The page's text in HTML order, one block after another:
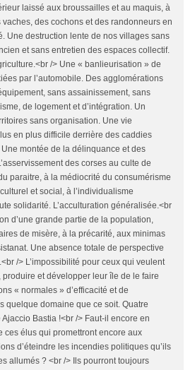
laissé aux broussailles et au maquis, à
vaches, des cochons et des randonneurs en
Une destruction lente de nos villages sans
et sans entretien des espaces collectif.
/> Une « banlieurisation » de
par l’automobile. Des agglomérations
sans assainissement, sans
de logement et d’intégration. Un
sans organisation. Une vie
en plus difficile derrière des caddies
Une montée de la délinquance et des
des corses au culte de
paraitre, à la médiocrité du consumérisme
et social, à l’individualisme
solidarité. L’acculturation généralisée.<br
d’une grande partie de la population,
de misère, à la précarité, aux minimas
Une absence totale de perspective
/> L’impossibilité pour ceux qui veulent
produire et développer leur île de le faire
« normales » d’efficacité et de
quelque domaine que ce soit. Quatre
Bastia !<br /> Faut-il encore en
ces élus qui promettront encore aux
d’éteindre les incendies politiques qu’ils
allumés ? <br /> Ils pourront toujours